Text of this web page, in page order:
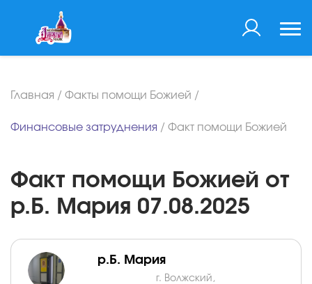
Главная / Факты помощи Божией /
Финансовые затруднения / Факт помощи Божией
Факт помощи Божией от
р.Б. Мария 07.08.2025
р.Б. Мария
г. Волжский,